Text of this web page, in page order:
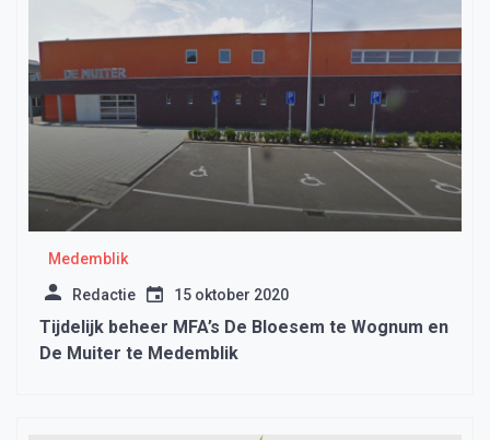
Medemblik
Redactie 15 oktober 2020
Tijdelijk beheer MFA’s De Bloesem te Wognum en
De Muiter te Medemblik